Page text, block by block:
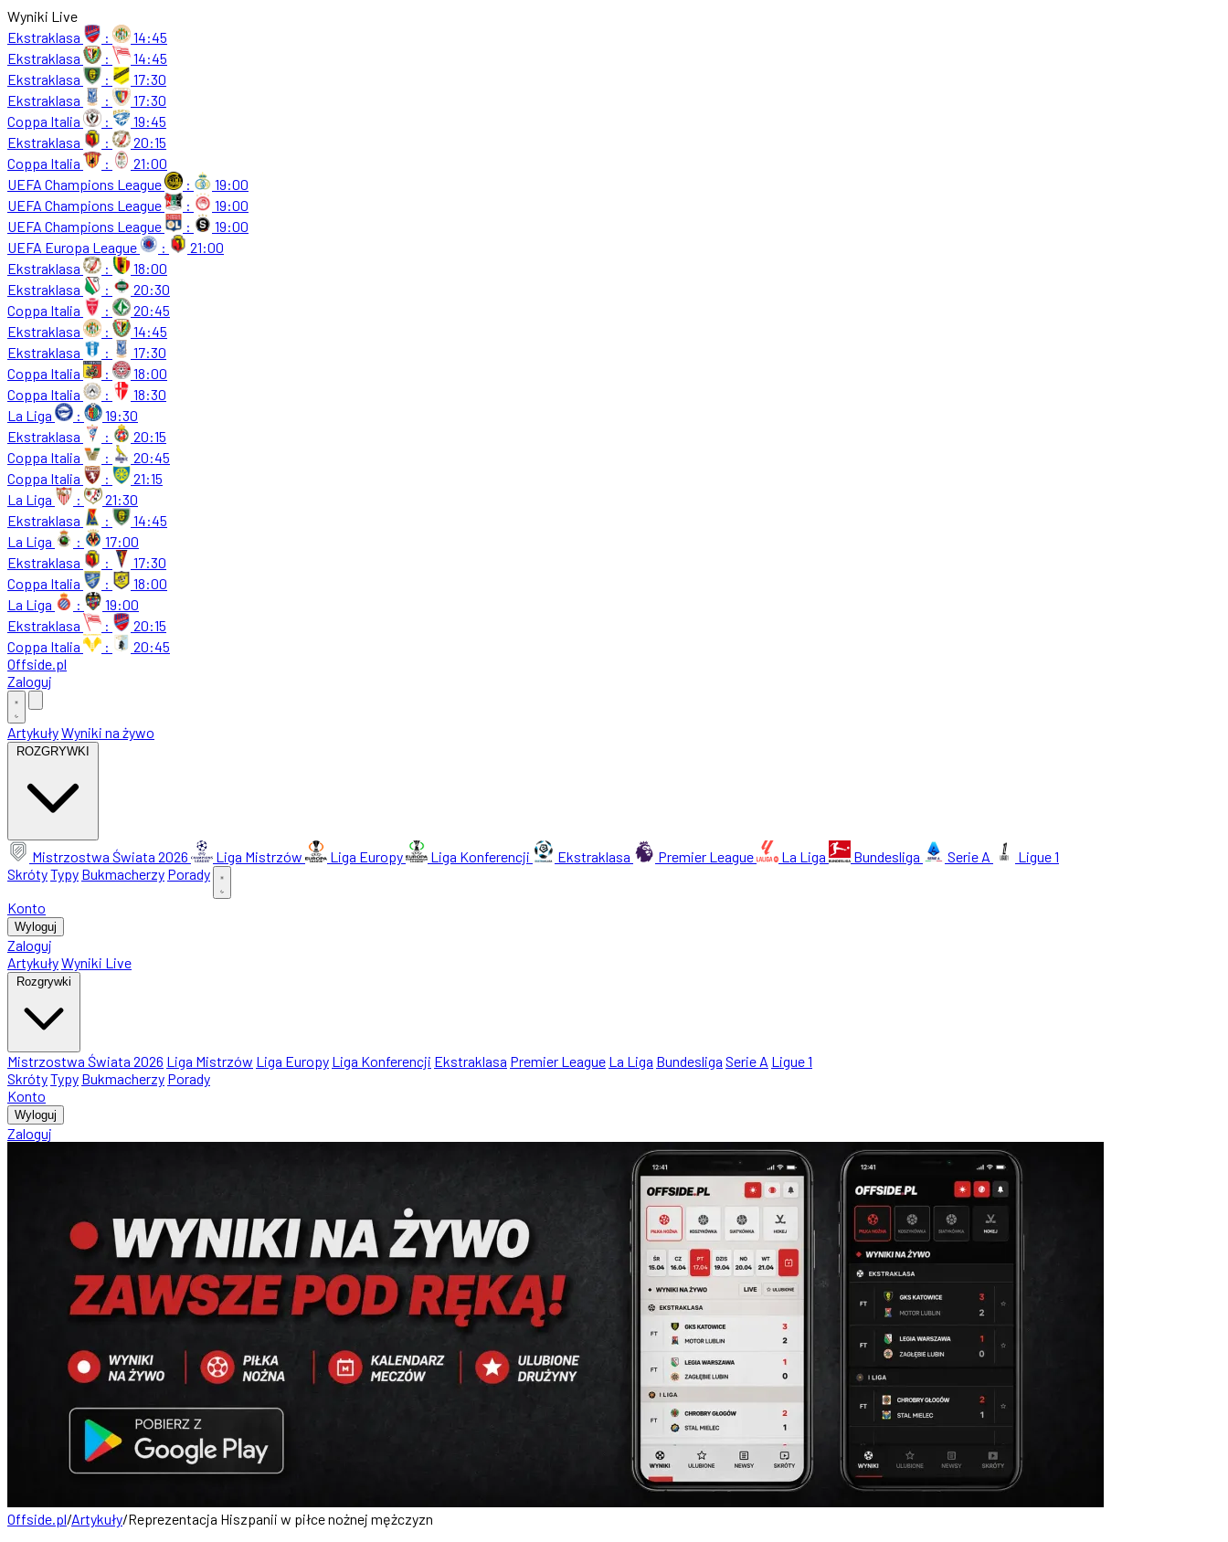
Wyniki Live
Ekstraklasa
:
14:45
Ekstraklasa
:
14:45
Ekstraklasa
:
17:30
Ekstraklasa
:
17:30
Coppa Italia
:
19:45
Ekstraklasa
:
20:15
Coppa Italia
:
21:00
UEFA Champions League
:
19:00
UEFA Champions League
:
19:00
UEFA Champions League
:
19:00
UEFA Europa League
:
21:00
Ekstraklasa
:
18:00
Ekstraklasa
:
20:30
Coppa Italia
:
20:45
Ekstraklasa
:
14:45
Ekstraklasa
:
17:30
Coppa Italia
:
18:00
Coppa Italia
:
18:30
La Liga
:
19:30
Ekstraklasa
:
20:15
Coppa Italia
:
20:45
Coppa Italia
:
21:15
La Liga
:
21:30
Ekstraklasa
:
14:45
La Liga
:
17:00
Ekstraklasa
:
17:30
Coppa Italia
:
18:00
La Liga
:
19:00
Ekstraklasa
:
20:15
Coppa Italia
:
20:45
Offside.pl
Zaloguj
ArtykułyWyniki na żywo
ROZGRYWKI
Mistrzostwa Świata 2026 Liga Mistrzów Liga Europy Liga Konferencji Ekstraklasa Premier League La Liga Bundesliga Serie A
Ligue 1
SkrótyTypy Bukmacherzy Porady
Konto
Wyloguj
Zaloguj
ArtykułyWyniki Live
Rozgrywki
Mistrzostwa Świata 2026 Liga Mistrzów Liga Europy Liga Konferencji Ekstraklasa Premier League La Liga Bundesliga Serie A Ligue 1
SkrótyTypy Bukmacherzy Porady
Konto
Wyloguj
Zaloguj
Offside.pl/Artykuły/Reprezentacja Hiszpanii w piłce nożnej mężczyzn